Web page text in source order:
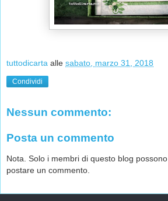
tuttodicarta alle sabato, marzo 31, 2018
Condividi
Nessun commento:
Posta un commento
Nota. Solo i membri di questo blog possono
postare un commento.